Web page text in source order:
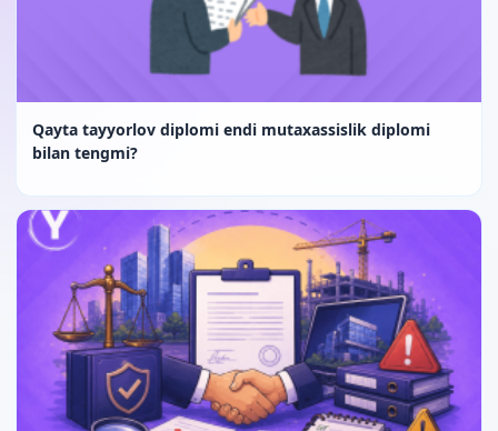
Qayta tayyorlov diplomi endi mutaxassislik diplomi
bilan tengmi?